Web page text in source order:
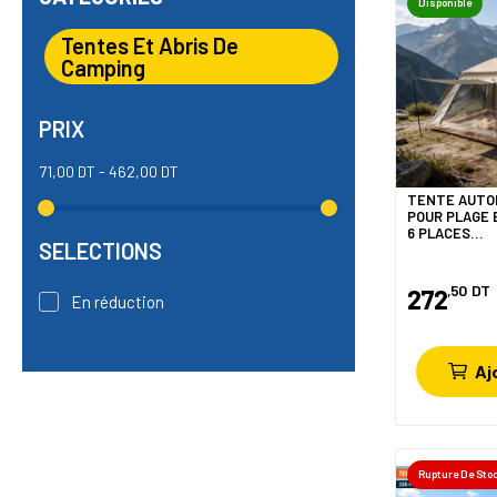
Tentes Et Abris De
Camping
PRIX
71,00 DT - 462,00 DT
SELECTIONS
En réduction
TENTE
POUR PLAGE
6 PLACES
272,50 DT
Rupture De